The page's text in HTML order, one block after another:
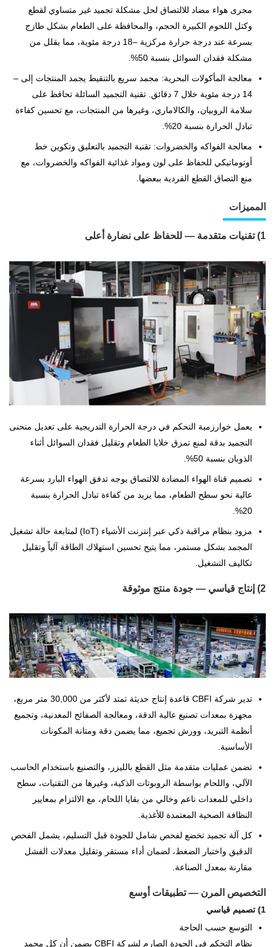
مجرى هواء مضاد للالتصاق لحل مشكلة تجميد غير متساوي لقطع
وكتل اللحوم الكبيرة الحجم، والمحافظة على الطعام بشكل طازج
بسرعة عند درجة حرارة مركزية –18 درجة مئوية، مما يقلل من
مشكلة فقدان السوائل بنسبة 50%.
معالجة المأكولات البحرية: مجمد سريع بالتنقيط يجمد المنتجات إلى –
14 درجة مئوية خلال 7 دقائق. تقنية التجميد السائلة تحافظ على
سلامة الروبيان، والكالاماري، وغيرها من المنتجات، مع تحسين كفاءة
تبادل الحرارة بنسبة 20%.
معالجة الفواكه والخضروات: تقنية التجميد بالتعليق وتكوين خط
أوتوماتيكي للحفاظ على لون ومواد غذائية الفواكه والخضروات، مع
منع التصاق القطع الفردية ببعضها.
المميزات
1) تقنيات متقدمة — للحفاظ على نضارة أعلى
يعمل خوارزمية التحكم في درجة الحرارة التدريجية على تعديل منحنى
التجميد بدقة لمنع تمزق خلايا الطعام وتقليل فقدان السوائل أثناء
الذوبان بنسبة 50%.
تصميم قناة الهواء المضادة للالتصاق يوجه تدفق الهواء البارد بسرعة
عالية نحو سطح الطعام، مما يزيد من كفاءة تبادل الحرارة بنسبة
20%.
مزود بنظام مراقبة ذكي عبر إنترنت الأشياء (IoT) لمتابعة حالة تشغيل
المجمد بشكل مستمر، مما يتيح تحسين استهلاك الطاقة آلياً وتقليل
تكاليف التشغيل.
2) إنتاج قياسي — جودة منتج موثوقة
تدير شركة CBFI قاعدة إنتاج حديثة تمتد لأكثر من 30,000 متر مربع،
مجهزة بمعدات تصنيع عالية الدقة، ومعالجة الصفائح المعدنية، وتجميع
أنظمة التبريد، وورش تجميع، مما يضمن دقة ومتانة المكونات
الأساسية.
تضمن عمليات متقدمة مثل القطع بالليزر، والتصنيع باستخدام الحاسب
الآلي، واللحام بواسطة الروبوتات الذكية، وغيرها من التقنيات، سطح
داخلي للمعدات ناعم وخالي من بقايا اللحام، مع الالتزام بمعايير
النظافة الصحية المعتمدة للأغذية.
كل آلة تجميد تخضع لفحص شامل للجودة قبل التسليم، يشمل الفحص
الدقيق واختبار الضغط، لضمان أداء مستقر وتقليل معدلات الفشل
مقارنة بمعدل الصناعة.
التخصيص المرن — تطبيقات أوسع
1) تصميم قياسي
التوسع حسب الحاجة
نظام التحكم في الجودة الصارم لشركة CBFI يضمن أن كل مجمد